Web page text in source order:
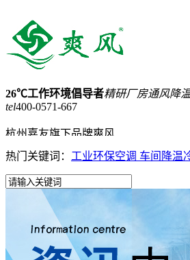
26℃工作环境倡导者精研厂房通风降
tel400-0571-667
杭州嘉友旗下品牌爽风
15168257898
网站收藏
首页
蒸发式冷气机
工业大吊扇
热门关键词： 工业环保空调 车间降温